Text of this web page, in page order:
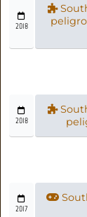
2018
2018
2017